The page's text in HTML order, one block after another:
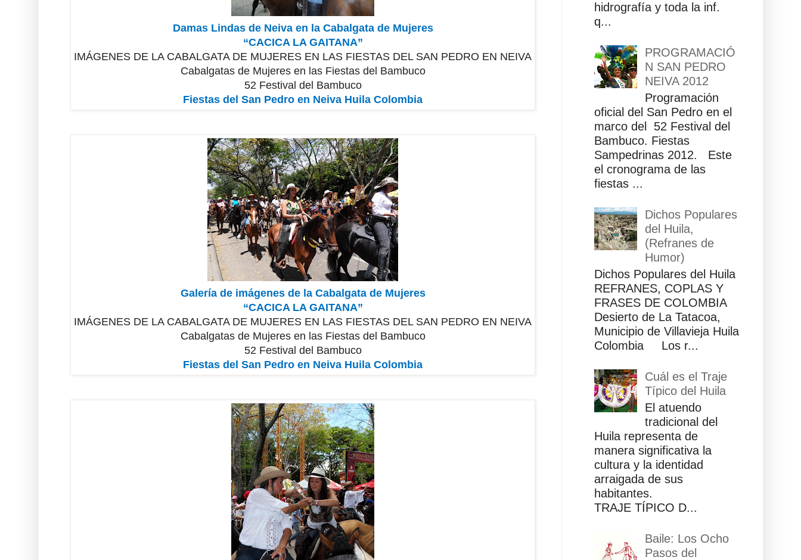
Damas Lindas de Neiva en la Cabalgata de Mujeres
“CACICA LA GAITANA”
IMÁGENES DE LA CABALGATA DE MUJERES EN LAS FIESTAS DEL SAN PEDRO EN NEIVA
Cabalgatas de Mujeres en las Fiestas del Bambuco
52 Festival del Bambuco
Fiestas del San Pedro en Neiva Huila Colombia
Galería de imágenes de la Cabalgata de Mujeres
“CACICA LA GAITANA”
IMÁGENES DE LA CABALGATA DE MUJERES EN LAS FIESTAS DEL SAN PEDRO EN NEIVA
Cabalgatas de Mujeres en las Fiestas del Bambuco
52 Festival del Bambuco
Fiestas del San Pedro en Neiva Huila Colombia
hidrografía y toda la inf.
q...
PROGRAMACIÓ
N SAN PEDRO
NEIVA 2012
Programación
oficial del San Pedro en el
marco del 52 Festival del
Bambuco. Fiestas
Sampedrinas 2012. Este
el cronograma de las
fiestas ...
Dichos Populares
del Huila,
(Refranes de
Humor)
Dichos Populares del Huila
REFRANES, COPLAS Y
FRASES DE COLOMBIA
Desierto de La Tatacoa,
Municipio de Villavieja Huila
Colombia Los r...
Cuál es el Traje
Típico del Huila
El atuendo
tradicional del
Huila representa de
manera significativa la
cultura y la identidad
arraigada de sus
habitantes.
TRAJE TÍPICO D...
Baile: Los Ocho
Pasos del